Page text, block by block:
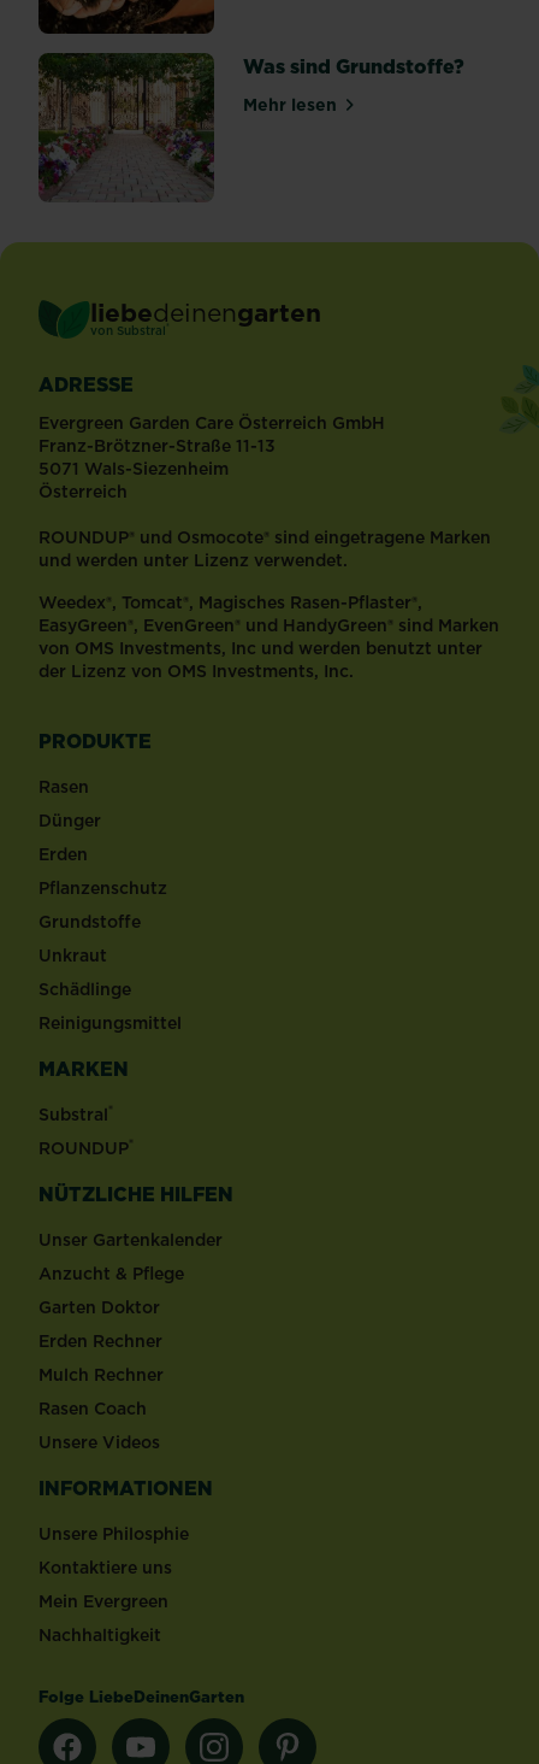
Was sind Grundstoffe?
Mehr lesenüber Was sind Grundstoffe?
liebedeinengarten
von Substral ®
ADRESSE
Evergreen Garden Care Österreich GmbH
Franz-Brötzner-Straße 11-13
5071 Wals-Siezenheim
Österreich
ROUNDUP® und Osmocote® sind eingetragene Marken
und werden unter Lizenz verwendet.
Weedex®, Tomcat®, Magisches Rasen-Pflaster®,
EasyGreen®, EvenGreen® und HandyGreen® sind Marken
von OMS Investments, Inc und werden benutzt unter
der Lizenz von OMS Investments, Inc.
PRODUKTE
Rasen
Dünger
Erden
Pflanzenschutz
Grundstoffe
Unkraut
Schädlinge
Reinigungsmittel
MARKEN
Substral®
ROUNDUP®
NÜTZLICHE HILFEN
Unser Gartenkalender
Anzucht & Pflege
Garten Doktor
Erden Rechner
Mulch Rechner
Rasen Coach
Unsere Videos
INFORMATIONEN
Unsere Philosphie
Kontaktiere uns
Mein Evergreen
Nachhaltigkeit
Folge LiebeDeinenGarten